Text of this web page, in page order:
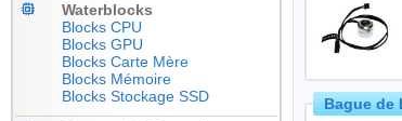
Waterblocks
Blocks CPU
Blocks GPU
Blocks Carte Mère
Blocks Mémoire
Blocks Stockage SSD
Bague de